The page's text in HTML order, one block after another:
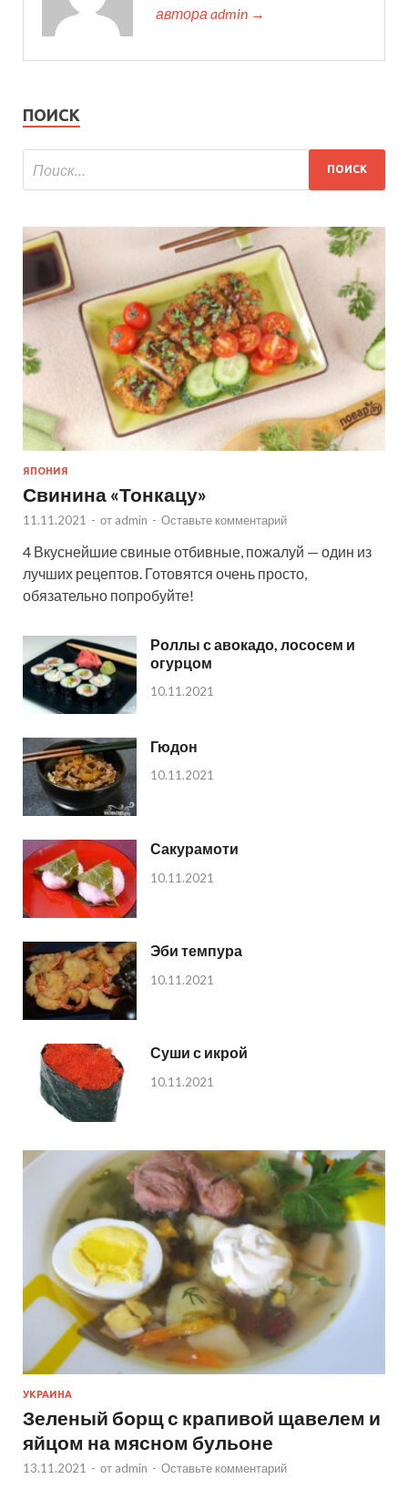
автора admin →
ПОИСК
ЯПОНИЯ
Свинина «Тонкацу»
11.11.2021 - от admin - Оставьте комментарий
4 Вкуснейшие свиные отбивные, пожалуй — один из
лучших рецептов. Готовятся очень просто,
обязательно попробуйте!
Роллы с авокадо, лососем и
огурцом
10.11.2021
Гюдон
10.11.2021
Сакурамоти
10.11.2021
Эби темпура
10.11.2021
Суши с икрой
10.11.2021
УКРАИНА
Зеленый борщ с крапивой щавелем и
яйцом на мясном бульоне
13.11.2021 - от admin - Оставьте комментарий